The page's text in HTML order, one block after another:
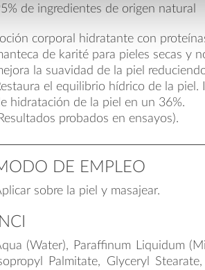
de ingredientes de origen natural
corporal hidratante con
de karité para pieles secas y
la suavidad de la piel
el equilibrio hídrico de la piel.
hidratación de la piel en un 36%.
probados en ensayos).
DE EMPLEO
sobre la piel y masajear.
INCI
(Water), Paraffinum Liquidum
Palmitate, Glyceryl